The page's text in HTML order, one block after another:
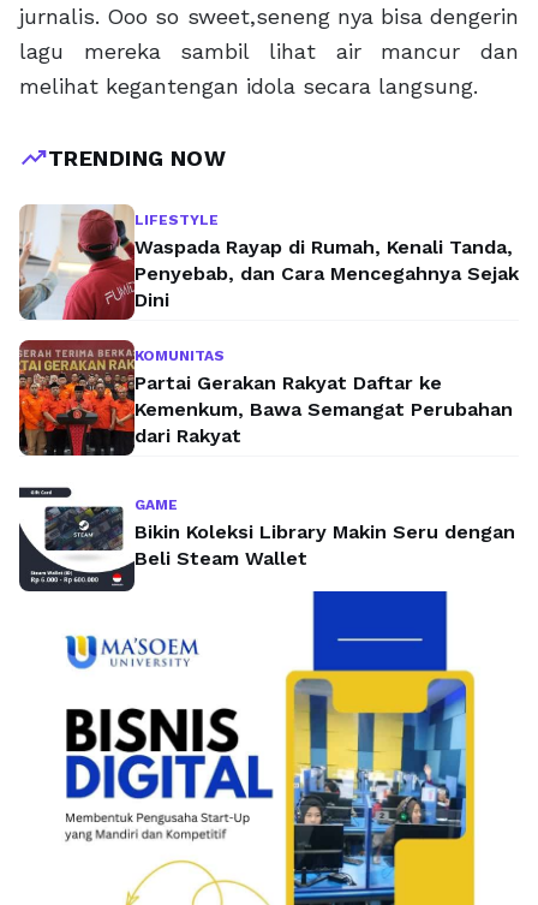
jurnalis. Ooo so sweet,seneng nya bisa dengerin
lagu mereka sambil lihat air mancur dan
melihat kegantengan idola secara langsung.
trending_upTRENDING NOW
LIFESTYLE
Waspada Rayap di Rumah, Kenali Tanda,
Penyebab, dan Cara Mencegahnya Sejak
Dini
KOMUNITAS
Partai Gerakan Rakyat Daftar ke
Kemenkum, Bawa Semangat Perubahan
dari Rakyat
GAME
Bikin Koleksi Library Makin Seru dengan
Beli Steam Wallet